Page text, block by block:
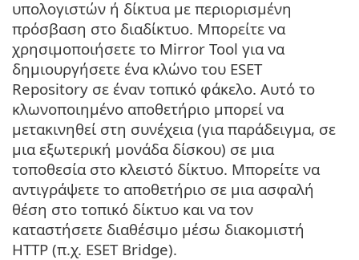
υπολογιστών ή δίκτυα με περιορισμένη
πρόσβαση στο διαδίκτυο. Μπορείτε να
χρησιμοποιήσετε το Mirror Tool για να
δημιουργήσετε ένα κλώνο του ESET
Repository σε έναν τοπικό φάκελο. Αυτό το
κλωνοποιημένο αποθετήριο μπορεί να
μετακινηθεί στη συνέχεια (για παράδειγμα, σε
μια εξωτερική μονάδα δίσκου) σε μια
τοποθεσία στο κλειστό δίκτυο. Μπορείτε να
αντιγράψετε το αποθετήριο σε μια ασφαλή
θέση στο τοπικό δίκτυο και να τον
καταστήσετε διαθέσιμο μέσω διακομιστή
HTTP (π.χ. ESET Bridge).